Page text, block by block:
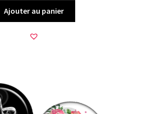
Ajouter au panier